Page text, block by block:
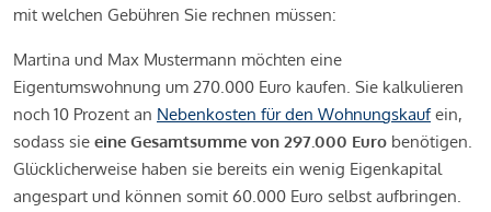
mit welchen Gebühren Sie rechnen müssen:
Martina und Max Mustermann möchten eine
Eigentumswohnung um 270.000 Euro kaufen. Sie kalkulieren
noch 10 Prozent an Nebenkosten für den Wohnungskaufein,
sodass sie eine Gesamtsumme von 297.000 Euro benötigen.
Glücklicherweise haben sie bereits ein wenig Eigenkapital
angespart und können somit 60.000 Euro selbst aufbringen.